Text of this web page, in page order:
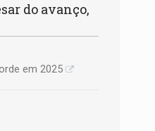
do avanço,
em 2025